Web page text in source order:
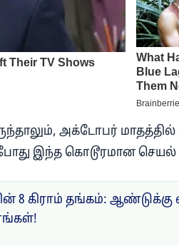
அக்டோபர்
இந்த கொடூரமான செயல்
8 கிராம் தங்கம்: